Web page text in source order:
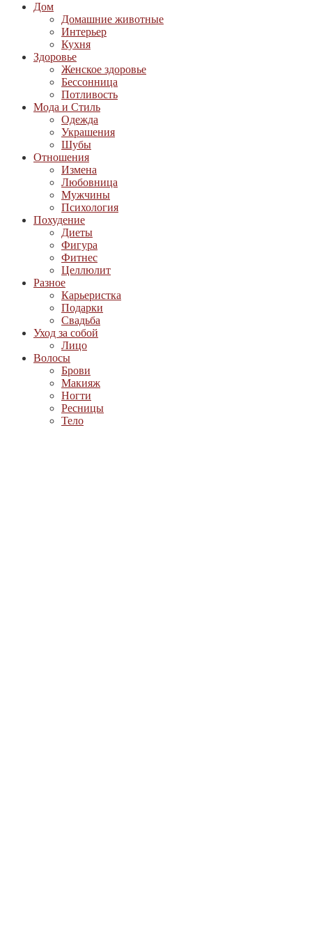
Дом
Домашние животные
Интерьер
Кухня
Здоровье
Женское здоровье
Бессонница
Потливость
Мода и Стиль
Одежда
Украшения
Шубы
Отношения
Измена
Любовница
Мужчины
Психология
Похудение
Диеты
Фигура
Фитнес
Целлюлит
Разное
Карьеристка
Подарки
Свадьба
Уход за собой
Лицо
Волосы
Брови
Макияж
Ногти
Ресницы
Тело